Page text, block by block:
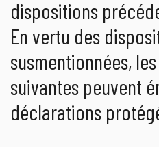
dispositions
En vertu des
susmentionnées,
suivantes peuvent
déclarations